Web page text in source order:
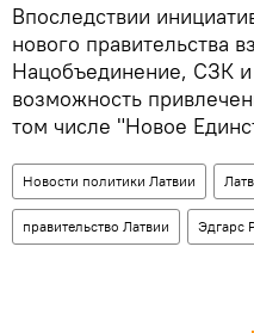
Впоследствии
нового правительства
Нацобъединение, СЗК
возможность
том числе "Новое
Новости политики Латвии
правительство Латвии Эдгарс